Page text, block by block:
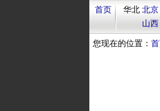
首页 华北 北京
山西
您现在的位置：